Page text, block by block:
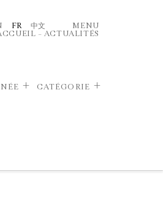
FR 中文
MENU
– ACTUALITÉS
CATÉGORIE